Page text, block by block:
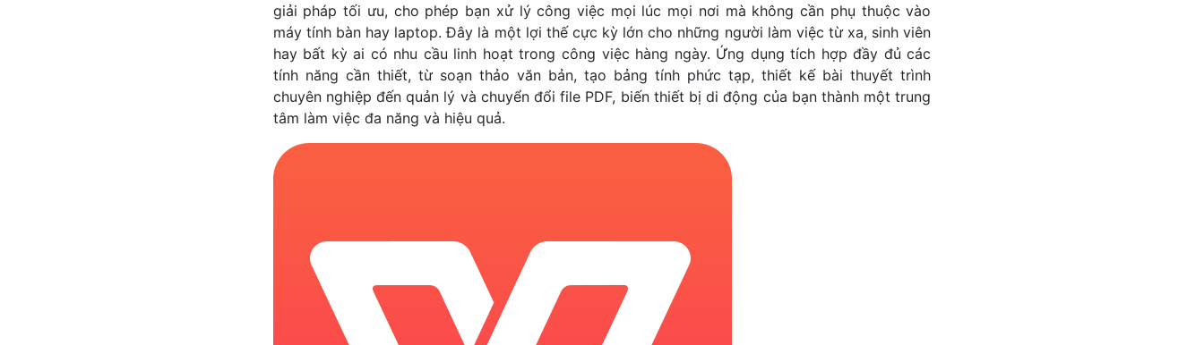
giải pháp tối ưu, cho phép bạn xử lý công việc mọi lúc mọi nơi mà không cần phụ thuộc vào
máy tính bàn hay laptop. Đây là một lợi thế cực kỳ lớn cho những người làm việc từ xa, sinh viên
hay bất kỳ ai có nhu cầu linh hoạt trong công việc hàng ngày. Ứng dụng tích hợp đầy đủ các
tính năng cần thiết, từ soạn thảo văn bản, tạo bảng tính phức tạp, thiết kế bài thuyết trình
chuyên nghiệp đến quản lý và chuyển đổi file PDF, biến thiết bị di động của bạn thành một trung
tâm làm việc đa năng và hiệu quả.